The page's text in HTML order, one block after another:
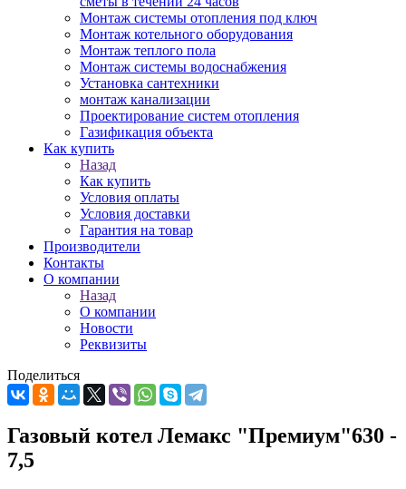
Монтаж системы отопления под ключ
Монтаж котельного оборудования
Монтаж теплого пола
Монтаж системы водоснабжения
Установка сантехники
монтаж канализации
Проектирование систем отопления
Газификация объекта
Как купить
Назад
Как купить
Условия оплаты
Условия доставки
Гарантия на товар
Производители
Контакты
О компании
Назад
О компании
Новости
Реквизиты
Поделиться
Газовый котел Лемакс "Премиум"630 -
7,5